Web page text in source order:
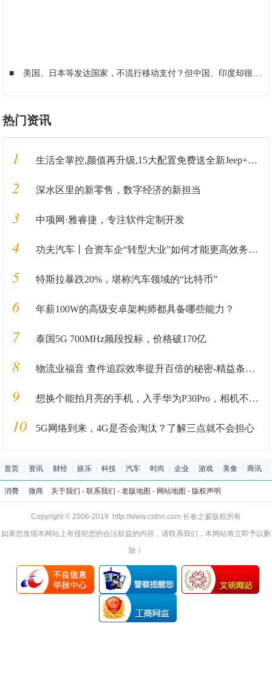
■ 美国、日本等发达国家，不流行移动支付？但中国、印度却很流行？
热门资讯
1 生活全掌控,颜值再升级,15大配置免费送全新Jeep+指南者加料上市
2 深水区里的新零售，数字经济的新担当
3 中项网·雅睿捷，专注软件定制开发
4 功夫汽车丨合资车企“转型大业”如何才能更高效务实？这家车企做了一次有益尝试！
5 特斯拉暴跌20%，堪称汽车领域的“比特币”
6 年薪100W的高级安卓架构师都具备哪些能力？
7 泰国5G 700MHz频段投标，价格破170亿
8 物流业福音 查件追踪效率提升百倍的秘密-精益条码识别
9 想换个能拍月亮的手机，入手华为P30Pro，相机不错，玩游戏有缺点
10 5G网络到来，4G是否会淘汰？了解三点就不会担心
首页 资讯 财经 娱乐 科技 汽车 时尚 企业 游戏 美食 商讯
消费 微商 关于我们 - 联系我们 - 老版地图 - 网站地图 - 版权声明
Copyright © 2006-2019 http://www.cstnn.com 长春之窗版权所有
如果您发现本网站上有侵犯您的合法权益的内容，请联系我们，本网站将立即予以删
除！